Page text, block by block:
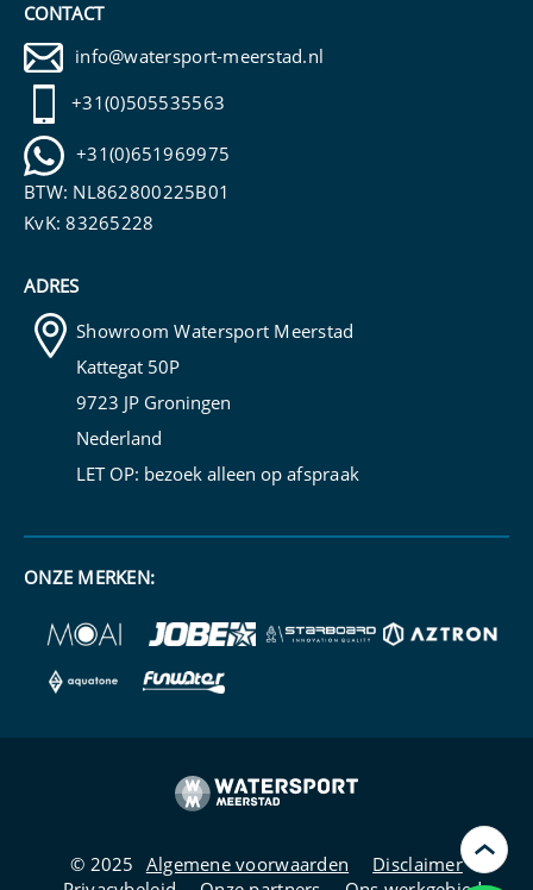
›
CONTACT
info@watersport-meerstad.nl
+31(0)505535563
+31(0)651969975
BTW: NL862800225B01
KvK: 83265228
ADRES
Showroom Watersport Meerstad
Kattegat 50P
9723 JP Groningen
Nederland
LET OP: bezoek alleen op afspraak
ONZE MERKEN:
© 2025 Algemene voorwaarden
Disclaimer